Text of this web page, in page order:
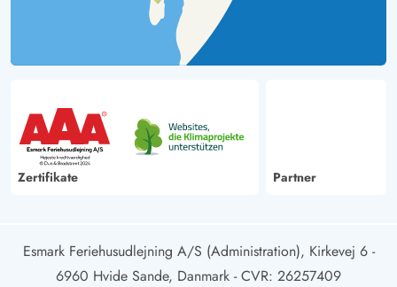
Zertifikate Partner
Esmark Feriehusudlejning A/S (Administration), Kirkevej 6 -
6960 Hvide Sande, Danmark - CVR: 26257409